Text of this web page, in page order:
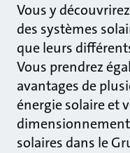
Vous y
des systèmes
que leurs
Vous prendrez
avantages de
énergie solaire et
solaires dans le